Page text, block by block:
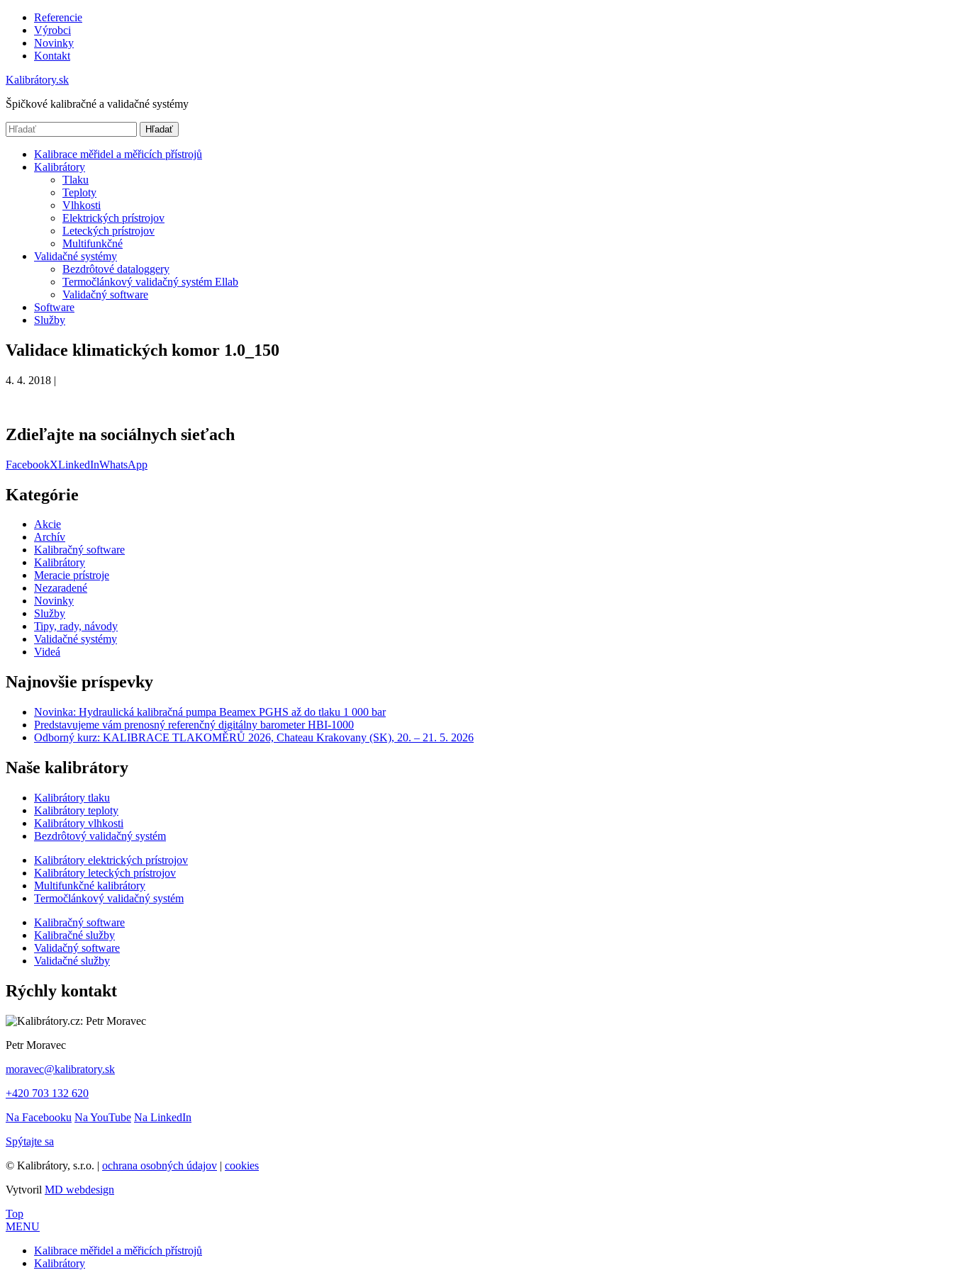
Referencie
Výrobci
Novinky
Kontakt
Kalibrátory.sk
Špičkové kalibračné a validačné systémy
Hľadať
Kalibrace měřidel a měřicích přístrojů
Kalibrátory
Tlaku
Teploty
Vlhkosti
Elektrických prístrojov
Leteckých prístrojov
Multifunkčné
Validačné systémy
Bezdrôtové dataloggery
Termočlánkový validačný systém Ellab
Validačný software
Software
Služby
Validace klimatických komor 1.0_150
4. 4. 2018 |
Zdieľajte na sociálnych sieťach
FacebookXLinkedInWhatsApp
Kategórie
Akcie
Archív
Kalibračný software
Kalibrátory
Meracie prístroje
Nezaradené
Novinky
Služby
Tipy, rady, návody
Validačné systémy
Videá
Najnovšie príspevky
Novinka: Hydraulická kalibračná pumpa Beamex PGHS až do tlaku 1 000 bar
Predstavujeme vám prenosný referenčný digitálny barometer HBI-1000
Odborný kurz: KALIBRACE TLAKOMĚRŮ 2026, Chateau Krakovany (SK), 20. – 21. 5. 2026
Naše kalibrátory
Kalibrátory tlaku
Kalibrátory teploty
Kalibrátory vlhkosti
Bezdrôtový validačný systém
Kalibrátory elektrických prístrojov
Kalibrátory leteckých prístrojov
Multifunkčné kalibrátory
Termočlánkový validačný systém
Kalibračný software
Kalibračné služby
Validačný software
Validačné služby
Rýchly kontakt
Petr Moravec
moravec@kalibratory.sk
+420 703 132 620
Na Facebooku Na YouTube Na LinkedIn
Spýtajte sa
© Kalibrátory, s.r.o. | ochrana osobných údajov | cookies
Vytvoril MD webdesign
Top
MENU
Kalibrace měřidel a měřicích přístrojů
Kalibrátory